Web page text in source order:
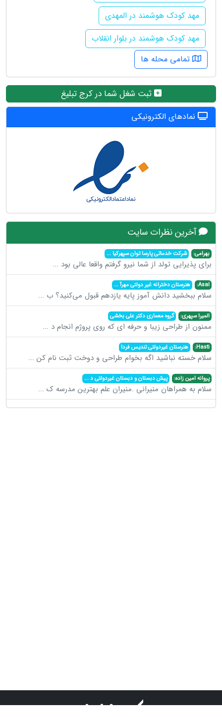
مهد کودک هوشمند در المهدی
مهد کودک هوشمند در بلوار انقلاب
تمامی محله ها
ثبت شغل شما در کرج تبلیغ
نمادهای الکترونیکی
آخرین نظرات سایت
بهرامی: شرکت خدماتی پارسا توان سپهرکیا ...
برای پذیرایی تولد از شما نیرو گرفتم واقعا عالی بود ...
Asal: هنرستان دخترانه غیر دولتی مهرآ...
سلام ببخشید دانش آموز پایه یازدهم قبول می‌کنید؟ ب ...
المیرا سپهری: گروه معماری دکتر علی بخشی
ممنون از طراحی زیبا و حرفه ای که روی پروژم انجام د ...
Hasti: هنرستان غیردولتی تندیس فردا
سلام خسته نباشید اگه بخوام طراحی و دوخت ثبت نام کن ...
پروانه امین زاده: پیش دبستان و دبستان غیردولتی د...
سلام به همراهان منیرانی .منیران علم بهترین مدرسه ک ...